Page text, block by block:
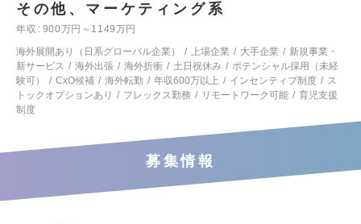
その他、マーケティング系
年収
900万円～1149万円
海外展開あり（日系グローバル企業）
上場企業 大手企業
新規事業・
新サービス
海外出張 海外折衝 土日祝休み
ポテンシャル採用（未経
験可）
CxO候補 海外転勤 年収600万以上 インセンティブ制度
ス
トックオプションあり
フレックス勤務 リモートワーク可能
育児支援
制度
募集情報